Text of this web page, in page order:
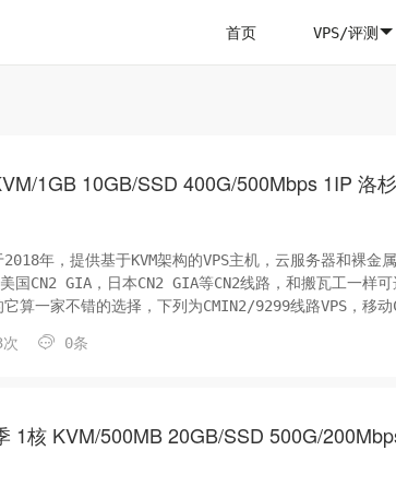
首页 VPS/评测
1GB 10GB/SSD 400G/500Mbps 1IP 洛
年，提供基于KVM架构的VPS主机，云服务器和裸金
国CN2 GIA，日本CN2 GIA等CN2线路，和搬瓦工一样
算一家不错的选择，下列为CMIN2/9299线路VPS，移动
 0条
1核 KVM/500MB 20GB/SSD 500G/